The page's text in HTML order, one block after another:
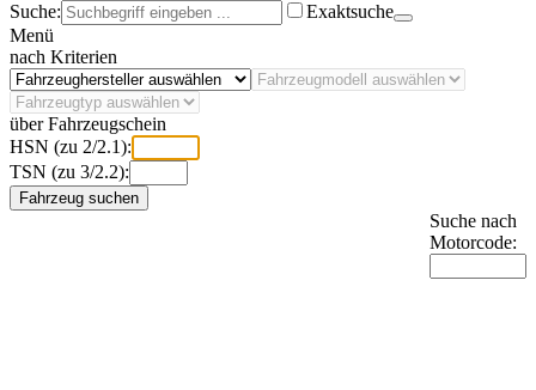
Suche:
Exaktsuche
Menü
nach Kriterien
über Fahrzeugschein
HSN (zu 2/2.1):
TSN (zu 3/2.2):
Fahrzeug suchen
Suche nach
Motorcode: